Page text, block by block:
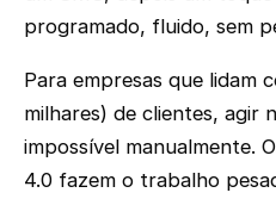
programado, fluido, sem
Para empresas que lidam
milhares) de clientes, agir
impossível manualmente.
4.0 fazem o trabalho